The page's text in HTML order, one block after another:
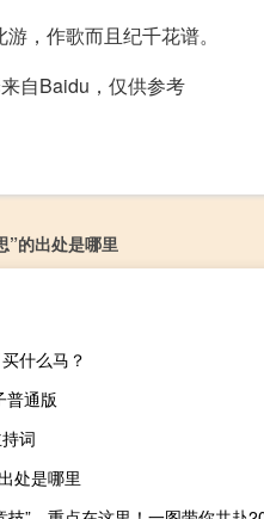
，作歌而且纪千花谱。
自Baidu，仅供参考
”的出处是哪里
什么马？
普通版
词
处是哪里